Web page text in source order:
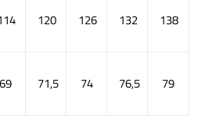
120 126 132 138
69 71,5 74 76,5 79